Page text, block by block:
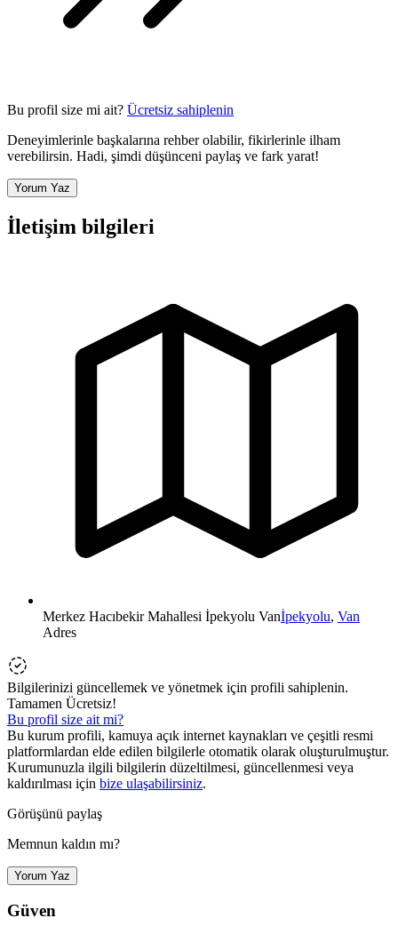
Bu profil size mi ait? Ücretsiz sahiplenin
Deneyimlerinle başkalarına rehber olabilir, fikirlerinle ilham
verebilirsin. Hadi, şimdi düşünceni paylaş ve fark yarat!
Yorum Yaz
İletişim bilgileri
Merkez Hacıbekir Mahallesi İpekyolu Vanİpekyolu, Van
Adres
Bilgilerinizi güncellemek ve yönetmek için profili sahiplenin.
Tamamen Ücretsiz!
Bu profil size ait mi?
Bu kurum profili, kamuya açık internet kaynakları ve çeşitli resmi
platformlardan elde edilen bilgilerle otomatik olarak oluşturulmuştur.
Kurumunuzla ilgili bilgilerin düzeltilmesi, güncellenmesi veya
kaldırılması için bize ulaşabilirsiniz.
Görüşünü paylaş
Memnun kaldın mı?
Yorum Yaz
Güven